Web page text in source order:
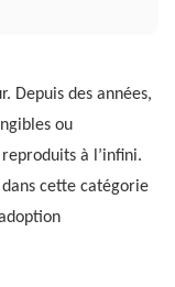
Depuis des années,
ou
à l’infini.
cette catégorie